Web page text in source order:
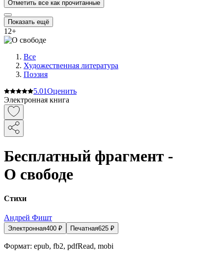
Отметить все как прочитанные
Показать ещё
12+
Все
Художественная литература
Поэзия
5.01Оценить
Электронная книга
Бесплатный фрагмент -
О свободе
Стихи
Андрей Фишт
Электронная400 ₽ Печатная625 ₽
Формат: epub, fb2, pdfRead, mobi